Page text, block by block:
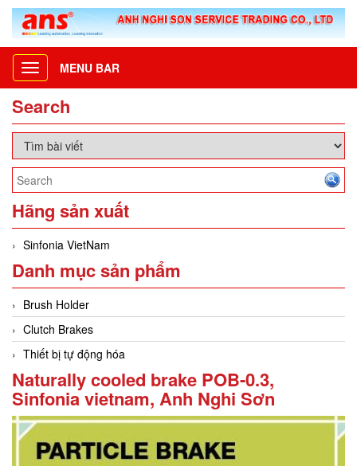
Toggle
navigation
MENU BAR
Search
Hãng sản xuất
Sinfonia VietNam
Danh mục sản phẩm
Brush Holder
Clutch Brakes
Thiết bị tự động hóa
Naturally cooled brake POB-0.3,
Sinfonia vietnam, Anh Nghi Sơn